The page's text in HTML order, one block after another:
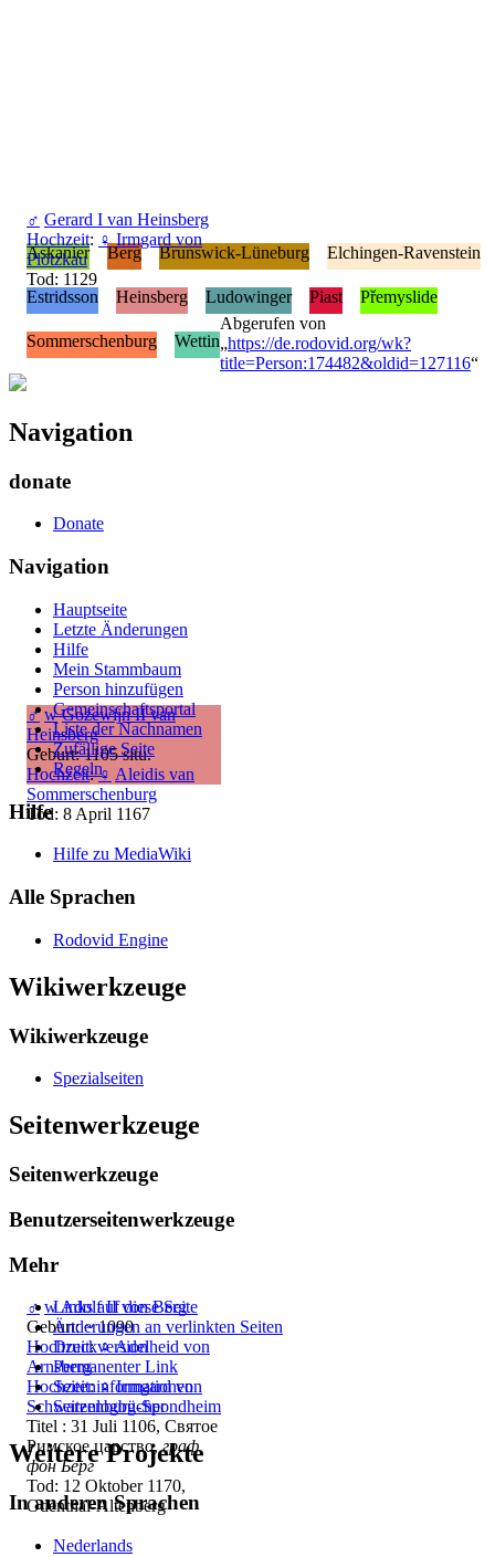
♂ Gerard I van Heinsberg
Hochzeit: ♀ Irmgard von
Plötzkau
Tod: 1129
♂ w Gozewijn II van
Heinsberg
Geburt: 1105 situ.
Hochzeit:♀ Aleidis van
Sommerschenburg
Tod: 8 April 1167
♂ w Adolf II von Berg
Geburt: ~ 1090
Hochzeit:♀Adelheid von
Arnsberg
Hochzeit:♀ Irmgard von
Schwarzenburg-Spondheim
Titel : 31 Juli 1106, Святое
Римское царство,граф
фон Берг
Tod: 12 Oktober 1170,
Odenthal-Altenberg
Askanier Berg Brunswick-Lüneburg Elchingen-Ravenstein
Estridsson Heinsberg Ludowinger Piast Přemyslide
Sommerschenburg Wettin
Abgerufen von
„https://de.rodovid.org/wk?
title=Person:174482&oldid=127116“
Navigation
donate
Donate
Navigation
Hauptseite
Letzte Änderungen
Hilfe
Mein Stammbaum
Person hinzufügen
Gemeinschafts­portal
Liste der Nachnamen
Zufällige Seite
Regeln
Hilfe
Hilfe zu MediaWiki
Alle Sprachen
Rodovid Engine
Wikiwerkzeuge
Wikiwerkzeuge
Spezialseiten
Seitenwerkzeuge
Seitenwerkzeuge
Benutzerseitenwerkzeuge
Mehr
Links auf diese Seite
Änderungen an verlinkten Seiten
Druckversion
Permanenter Link
Seiten­­informationen
Seitenlogbücher
Weitere Projekte
In anderen Sprachen
Nederlands